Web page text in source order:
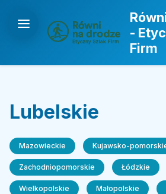
-
Firm
Lubelskie
Mazowieckie Kujawsko-
Zachodniopomorskie Łódzkie
Wielkopolskie Małopolskie